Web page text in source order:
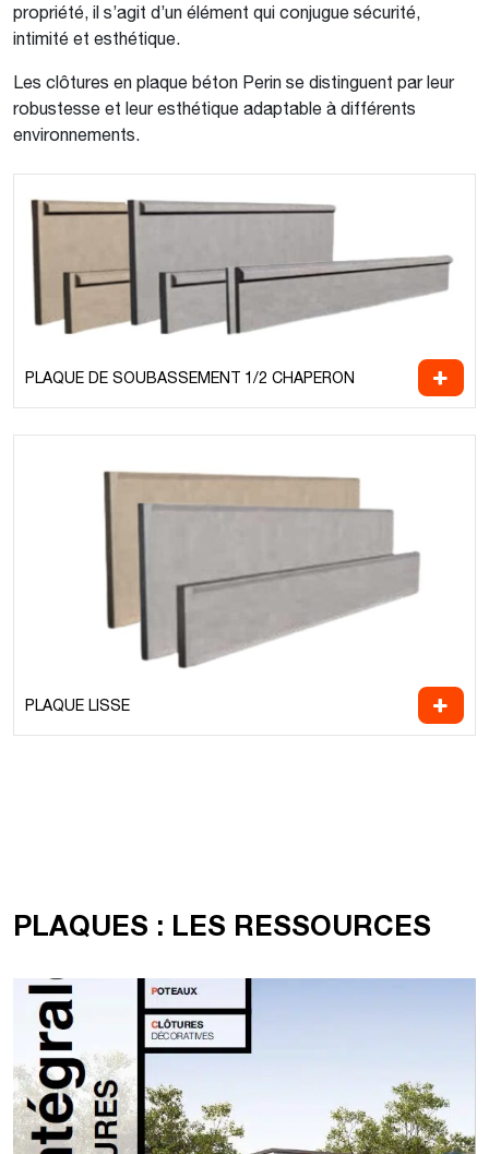
propriété, il s’agit d’un élément qui conjugue sécurité,
intimité et esthétique.
Les clôtures en plaque béton Perin se distinguent par leur
robustesse et leur esthétique adaptable à différents
environnements.
PLAQUE DE SOUBASSEMENT 1/2 CHAPERON
PLAQUE LISSE
PLAQUES : LES RESSOURCES